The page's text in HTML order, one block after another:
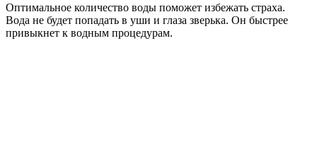
Оптимальное количество воды поможет избежать страха.
Вода не будет попадать в уши и глаза зверька. Он быстрее
привыкнет к водным процедурам.